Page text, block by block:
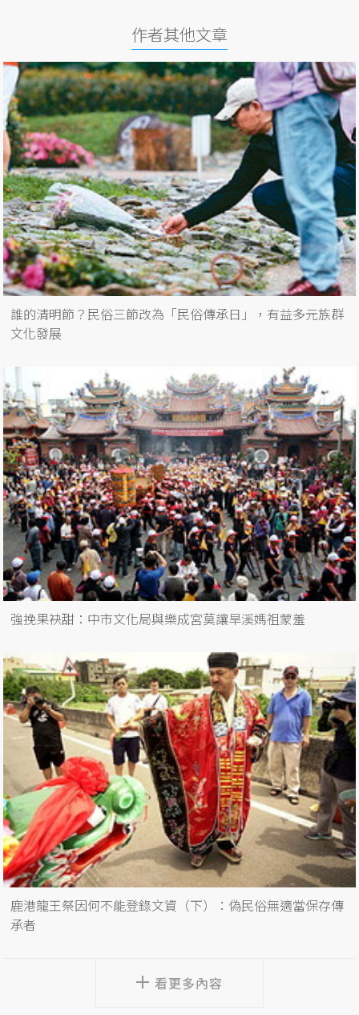
作者其他文章
誰的清明節？民俗三節改為「民俗傳承日」，有益多元族群
文化發展
強挽果袂甜：中市文化局與樂成宮莫讓旱溪媽祖蒙羞
鹿港龍王祭因何不能登錄文資（下）：偽民俗無適當保存傳
承者
看更多內容